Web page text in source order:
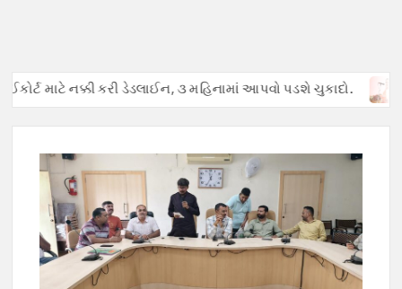
માટે નક્કી કરી ડેડલાઈન, ૩ મહિનામાં આપવો પડશે ચુકાદો.